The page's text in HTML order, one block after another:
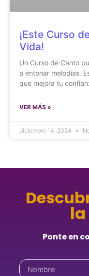
¡Este Curso
Vida!
Un Curso de Canto
a entonar melodías.
que mejora tu
VER MÁS »
diciembre 14, 2024
Ponte en